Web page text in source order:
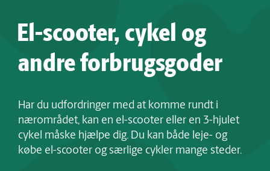
El-scooter, cykel og
andre forbrugsgoder
Har du udfordringer med at komme rundt i
nærområdet, kan en el-scooter eller en 3-hjulet
cykel måske hjælpe dig. Du kan både leje- og
købe el-scooter og særlige cykler mange steder.